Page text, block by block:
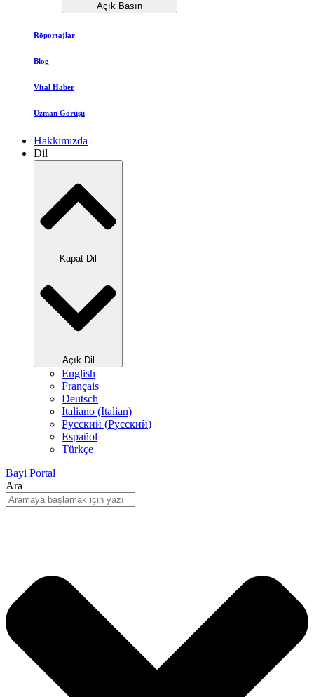
Açık Basın
Röportajlar
Blog
Vital Haber
Uzman Görüşü
Hakkımızda
Dil
Kapat Dil
Açık Dil
English
Français
Deutsch
Italiano (Italian)
Русский (Pусский)
Español
Türkçe
Bayi Portal
Ara